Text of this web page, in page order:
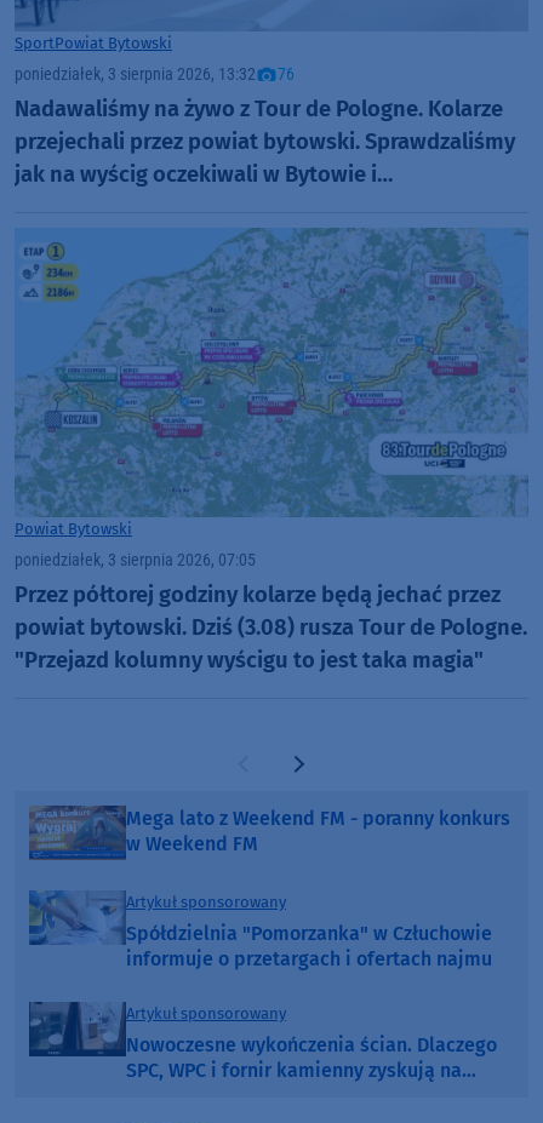
SportPowiat Bytowski
poniedziałek, 3 sierpnia 2026, 13:32 76
Nadawaliśmy na żywo z Tour de Pologne. Kolarze
przejechali przez powiat bytowski. Sprawdzaliśmy
jak na wyścig oczekiwali w Bytowie i
(RELACJE, FOTO)
Powiat Bytowski
poniedziałek, 3 sierpnia 2026, 07:05
Przez półtorej godziny kolarze będą jechać przez
powiat bytowski. Dziś (3.08) rusza Tour de Pologne.
"Przejazd kolumny wyścigu to jest taka magia"
Poprzednia strona
Następna strona
Mega lato z Weekend FM - poranny konkurs
w Weekend FM
Artykuł sponsorowany
Spółdzielnia "Pomorzanka" w Człuchowie
informuje o przetargach i ofertach najmu
Artykuł sponsorowany
Nowoczesne wykończenia ścian. Dlaczego
SPC, WPC i fornir kamienny zyskują na